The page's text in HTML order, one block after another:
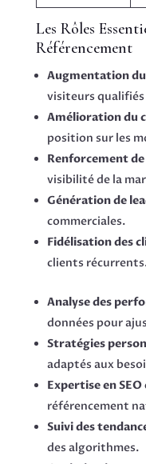
Les Rôles
Référencement
Augmentation
visiteurs qualifiés
Amélioration du
position sur les
Renforcement
visibilité de la
Génération de
commerciales.
Fidélisation des
clients
Analyse des
données pour
Stratégies
adaptés aux
Expertise en SEO
référencement
Suivi des
des algorithmes.